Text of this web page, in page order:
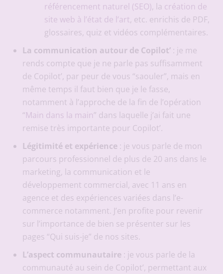
référencement naturel (SEO), la création de
site web à l’état de l’art, etc. enrichis de PDF,
glossaires, quiz et vidéos complémentaires.
La communication autour de Copilot’: je me
rends compte que je ne parle pas suffisamment
de Copilot’, par peur de vous “saouler”, mais en
même temps il faut bien que je le fasse,
notamment à l’approche de la fin de l’opération
“Main dans la main” dans laquelle j’ai fait une
remise très importante pour Copilot’.
Légitimité et expérience : je vous parle de mon
parcours professionnel de plus de 20 ans dans le
marketing, la communication et le
développement commercial, avec 11 ans en
agence et des expériences variées dans l’e-
commerce notamment. J’en profite pour revenir
sur l’importance de bien se présenter sur les
pages “Qui suis-je” de nos sites.
L’aspect communautaire: je vous parle de la
communauté au sein de Copilot’, permettant aux